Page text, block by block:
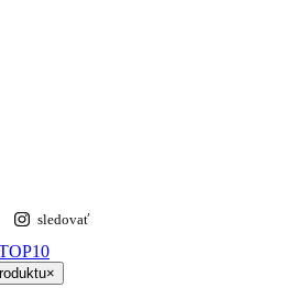
sledovať
×